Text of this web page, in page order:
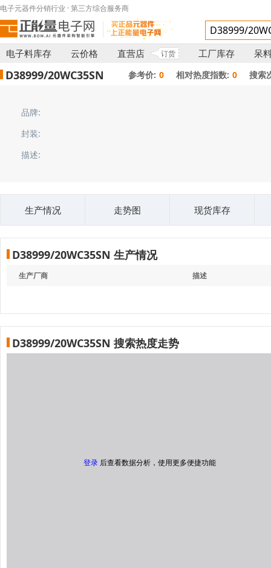
电子元器件分销行业 · 第三方综合服务商
电子料库存 云价格 直营店 订货 工厂库存 呆
D38999/20WC35SN 参考价: 0 相对热度指数: 0 搜索
品牌:
封装:
描述:
生产情况 走势图 现货库存
D38999/20WC35SN 生产情况
生产厂商 描述
D38999/20WC35SN 搜索热度走势
登录 后查看数据分析，使用更多便捷功能